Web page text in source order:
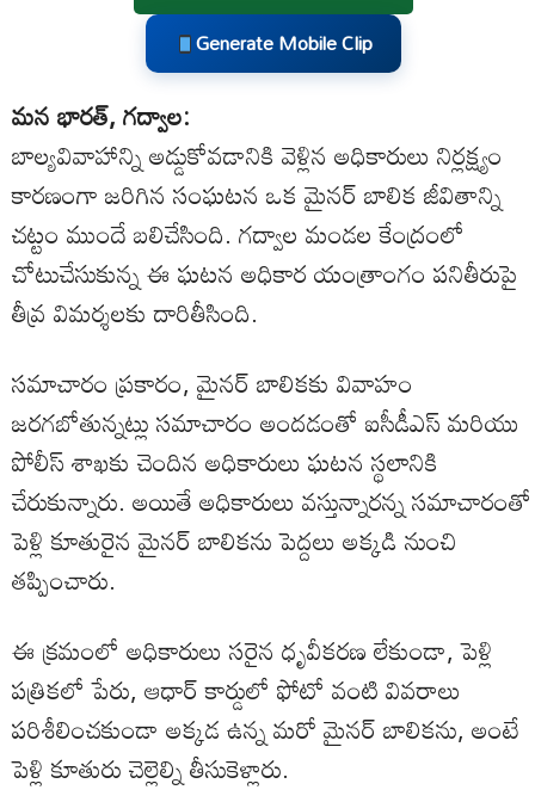
Generate Mobile Clip
మన భారత్, గద్వాల:
బాల్యవివాహాన్ని అడ్డుకోవడానికి వెళ్లిన అధికారులు నిర్లక్ష్యం
కారణంగా జరిగిన సంఘటన ఒక మైనర్ బాలిక జీవితాన్ని
చట్టం ముందే బలిచేసింది. గద్వాల మండల కేంద్రంలో
చోటుచేసుకున్న ఈ ఘటన అధికార యంత్రాంగం పనితీరుపై
తీవ్ర విమర్శలకు దారితీసింది.
సమాచారం ప్రకారం, మైనర్ బాలికకు వివాహం
జరగబోతున్నట్లు సమాచారం అందడంతో ఐసీడీఎస్ మరియు
పోలీస్ శాఖకు చెందిన అధికారులు ఘటన స్థలానికి
చేరుకున్నారు. అయితే అధికారులు వస్తున్నారన్న సమాచారంతో
పెళ్లి కూతురైన మైనర్ బాలికను పెద్దలు అక్కడి నుంచి
తప్పించారు.
ఈ క్రమంలో అధికారులు సరైన ధృవీకరణ లేకుండా, పెళ్లి
పత్రికలో పేరు, ఆధార్ కార్డులో ఫోటో వంటి వివరాలు
పరిశీలించకుండా అక్కడ ఉన్న మరో మైనర్ బాలికను, అంటే
పెళ్లి కూతురు చెల్లెల్ని తీసుకెళ్లారు.